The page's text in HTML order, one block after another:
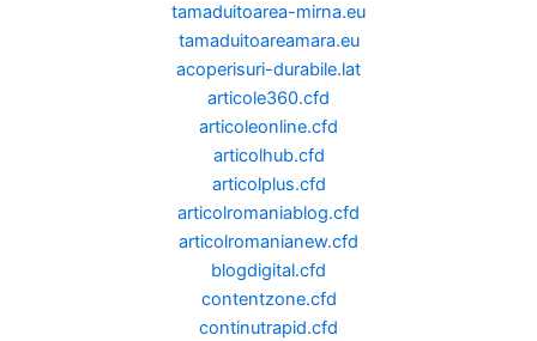
tamaduitoarea-mirna.eu
tamaduitoareamara.eu
acoperisuri-durabile.lat
articole360.cfd
articoleonline.cfd
articolhub.cfd
articolplus.cfd
articolromaniablog.cfd
articolromanianew.cfd
blogdigital.cfd
contentzone.cfd
continutrapid.cfd